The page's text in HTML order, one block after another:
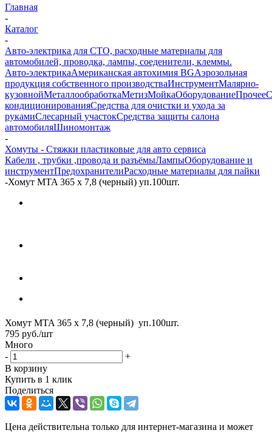
Главная
-
Каталог
-
Авто-электрика для СТО, расходные материалы для
автомобилей, проводка, лампы, соеденители, клеммы.
Авто-электрикаАмериканская автохимия BGАэрозольная
продукция собственного производстваИнструментМалярно-
кузовнойМеталлообработкаМетизМойкаОборудованиеПрочее
кондиционированияСредства для очистки и ухода за
рукамиСлесарный участокСредства защиты салона
автомобиляШиномонтаж
-
Хомуты - Стяжки пластиковые для авто сервиса
Кабели , трубки ,провода и разъёмыЛампыОборудование и
инструментПредохранителиРасходные материалы для пайки
-Хомут MTA 365 х 7,8 (черный) уп.100шт.
Хомут MTA 365 х 7,8 (черный) уп.100шт.
795 руб./шт
Много
-
+
В корзину
Купить в 1 клик
Поделиться
Цена действительна только для интернет-магазина и может